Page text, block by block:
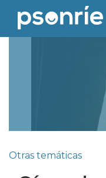
Otras temáticas